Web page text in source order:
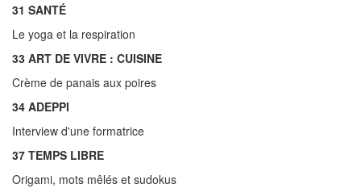
31 SANTÉ
Le yoga et la respiration
33 ART DE VIVRE : CUISINE
Crème de panais aux poires
34 ADEPPI
Interview d'une formatrice
37 TEMPS LIBRE
Origami, mots mêlés et sudokus